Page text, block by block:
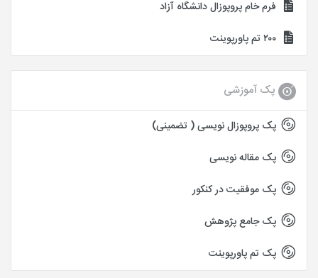
فرم خام پروپوزال دانشگاه آزاد
۲۰۰ تم پاورپوینت
پک آموزشی
پک پروپوزال نویسی ( تضمینی)
پک مقاله نویسی
پک موفقیت در کنکور
پک جامع پژوهش
پک تم پاورپوینت